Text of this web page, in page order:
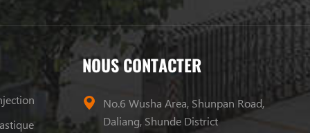
NOUS CONTACTER
No.6 Wusha Area, Shunpan Road,
Daliang, Shunde District